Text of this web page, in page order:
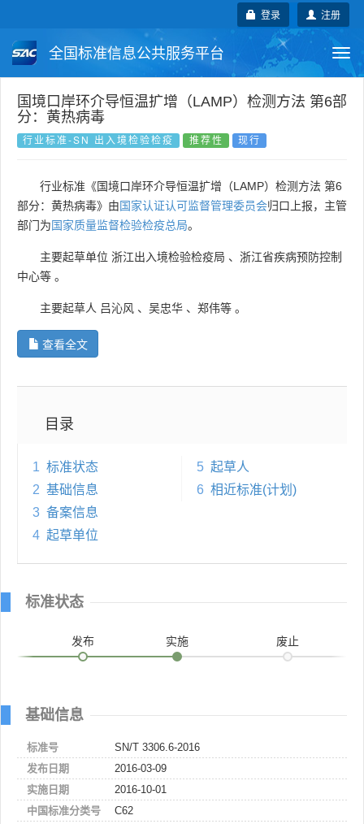
注册
登录
全国标准信息公共服务平台
国家标准 行业标准 地方标准
团体标准 企业标准
国外标准 技术委员会
国境口岸环介导恒温扩增（LAMP）检测方法 第6部
分：黄热病毒
行业标准-SN 出入境检验检疫 推荐性 现行
行业标准《国境口岸环介导恒温扩增（LAMP）检测方法 第6
部分：黄热病毒》由国家认证认可监督管理委员会归口上报，主管
部门为国家质量监督检验检疫总局。
主要起草单位 浙江出入境检验检疫局 、 浙江省疾病预防控制
中心等 。
主要起草人 吕沁风 、 吴忠华 、 郑伟等 。
查看全文
目录
1 标准状态
2 基础信息
3 备案信息
4 起草单位
5 起草人
6 相近标准(计划)
标准状态
发布 实施 废止
基础信息
标准号
SN/T 3306.6-2016
发布日期
2016-03-09
实施日期
2016-10-01
中国标准分类号
C62